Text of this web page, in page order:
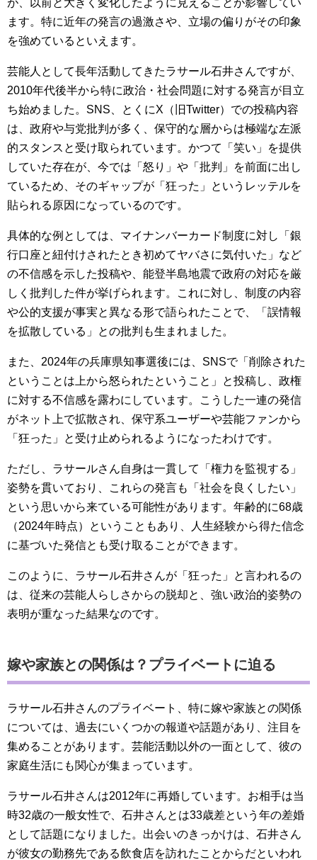
が、以前と大きく変化したように見えることが影響してい
ます。特に近年の発言の過激さや、立場の偏りがその印象
を強めているといえます。
芸能人として長年活動してきたラサール石井さんですが、
2010年代後半から特に政治・社会問題に対する発言が目立
ち始めました。SNS、とくにX（旧Twitter）での投稿内容
は、政府や与党批判が多く、保守的な層からは極端な左派
的スタンスと受け取られています。かつて「笑い」を提供
していた存在が、今では「怒り」や「批判」を前面に出し
ているため、そのギャップが「狂った」というレッテルを
貼られる原因になっているのです。
具体的な例としては、マイナンバーカード制度に対し「銀
行口座と紐付けされたとき初めてヤバさに気付いた」など
の不信感を示した投稿や、能登半島地震で政府の対応を厳
しく批判した件が挙げられます。これに対し、制度の内容
や公的支援が事実と異なる形で語られたことで、「誤情報
を拡散している」との批判も生まれました。
また、2024年の兵庫県知事選後には、SNSで「削除された
ということは上から怒られたということ」と投稿し、政権
に対する不信感を露わにしています。こうした一連の発信
がネット上で拡散され、保守系ユーザーや芸能ファンから
「狂った」と受け止められるようになったわけです。
ただし、ラサールさん自身は一貫して「権力を監視する」
姿勢を貫いており、これらの発言も「社会を良くしたい」
という思いから来ている可能性があります。年齢的に68歳
（2024年時点）ということもあり、人生経験から得た信念
に基づいた発信とも受け取ることができます。
このように、ラサール石井さんが「狂った」と言われるの
は、従来の芸能人らしさからの脱却と、強い政治的姿勢の
表明が重なった結果なのです。
嫁や家族との関係は？プライベートに迫る
ラサール石井さんのプライベート、特に嫁や家族との関係
については、過去にいくつかの報道や話題があり、注目を
集めることがあります。芸能活動以外の一面として、彼の
家庭生活にも関心が集まっています。
ラサール石井さんは2012年に再婚しています。お相手は当
時32歳の一般女性で、石井さんとは33歳差という年の差婚
として話題になりました。出会いのきっかけは、石井さん
が彼女の勤務先である飲食店を訪れたことからだといわれ